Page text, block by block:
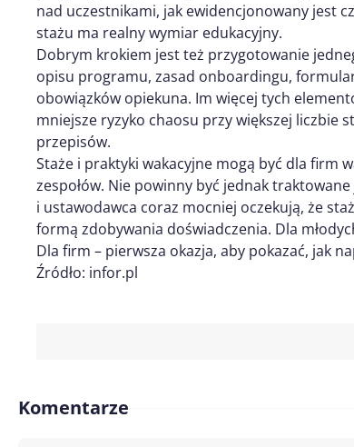
nad uczestnikami, jak ewidencjonowany jest
stażu ma realny wymiar edukacyjny.
Dobrym krokiem jest też przygotowanie
opisu programu, zasad onboardingu,
obowiązków opiekuna. Im więcej tych
mniejsze ryzyko chaosu przy większej
przepisów.
Staże i praktyki wakacyjne mogą być dla firm
zespołów. Nie powinny być jednak
i ustawodawca coraz mocniej oczekują, że
formą zdobywania doświadczenia. Dla
Dla firm – pierwsza okazja, aby pokazać, jak
Źródło: infor.pl
Komentarze